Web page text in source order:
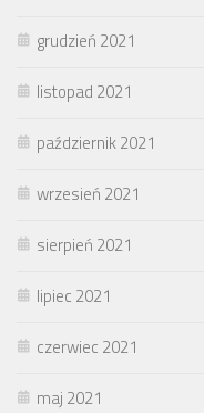
grudzień 2021
listopad 2021
październik 2021
wrzesień 2021
sierpień 2021
lipiec 2021
czerwiec 2021
maj 2021